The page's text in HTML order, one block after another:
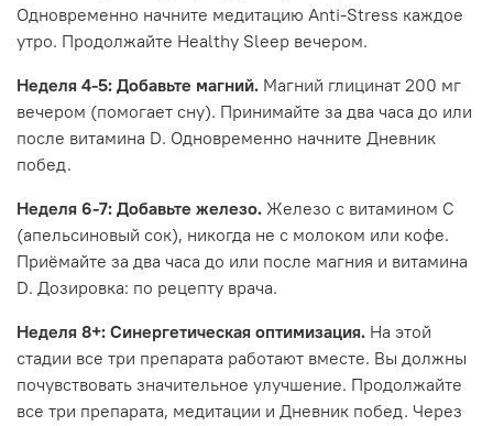
Одновременно начните медитацию Anti-Stress каждое
утро. Продолжайте Healthy Sleep вечером.
Неделя 4-5: Добавьте магний. Магний глицинат 200 мг
вечером (помогает сну). Принимайте за два часа до или
после витамина D. Одновременно начните Дневник
побед.
Неделя 6-7: Добавьте железо. Железо с витамином C
(апельсиновый сок), никогда не с молоком или кофе.
Приёмайте за два часа до или после магния и витамина
D. Дозировка: по рецепту врача.
Неделя 8+: Синергетическая оптимизация. На этой
стадии все три препарата работают вместе. Вы должны
почувствовать значительное улучшение. Продолжайте
все три препарата, медитации и Дневник побед. Через